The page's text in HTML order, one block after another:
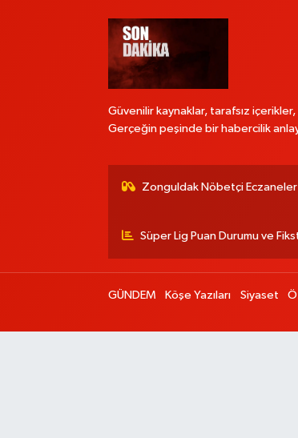
Güvenilir kaynaklar, tarafsız içerikler,
Gerçeğin peşinde bir habercilik
Zonguldak Nöbetçi Eczaneler
Süper Lig Puan Durumu ve
GÜNDEM Köşe Yazıları Siyaset